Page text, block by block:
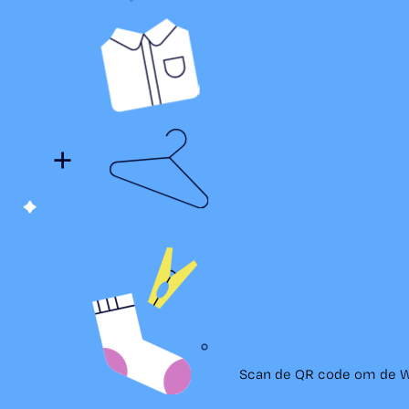
Scan de QR code om de